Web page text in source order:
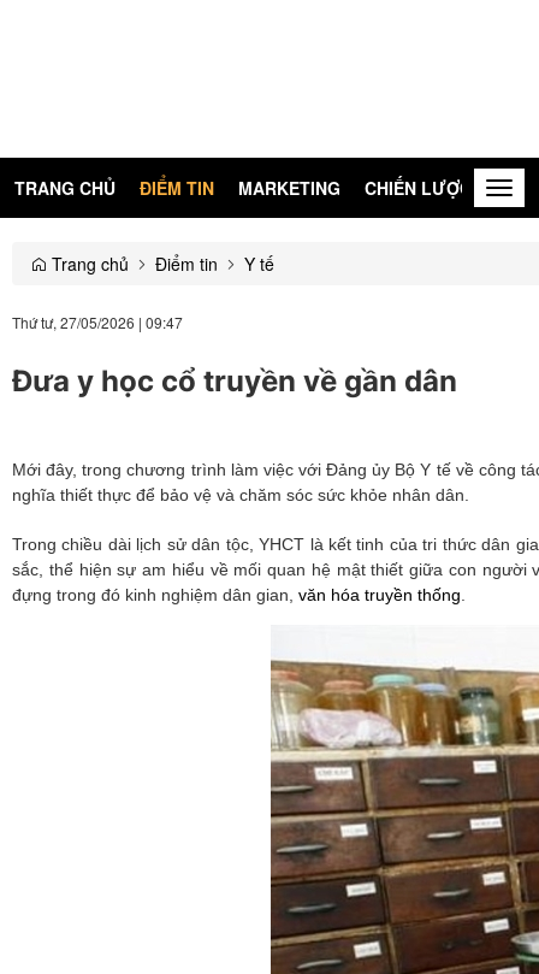
TRANG CHỦ ĐIỂM TIN MARKETING CHIẾN LƯỢC
Trang chủ Điểm tin Y tế
Thứ tư, 27/05/2026 | 09:47
Đưa y học cổ truyền về gần dân
Mới đây, trong chương trình làm việc với Đảng ủy Bộ Y tế về công
nghĩa thiết thực để bảo vệ và chăm sóc sức khỏe nhân dân.
Trong chiều dài lịch sử dân tộc, YHCT là kết tinh của tri thức dân
sắc, thể hiện sự am hiểu về mối quan hệ mật thiết giữa con
đựng trong đó kinh nghiệm dân gian, văn hóa truyền thống.